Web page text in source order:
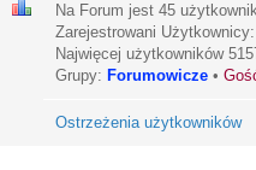
Na Forum jest 45
Zarejestrowani
Najwięcej użytkowników
Grupy: Forumowicze •
Ostrzeżenia użytkowników